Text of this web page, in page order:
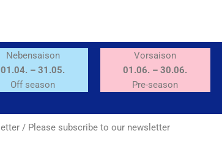
Nebensaison
01.04. – 31.05.
Off season
Vorsaison
01.06. – 30.06.
Pre-season
/ Please subscribe to our newsletter